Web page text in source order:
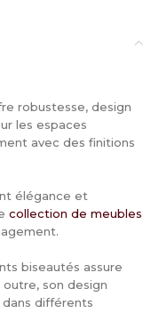
robustesse, design
les espaces
avec des finitions
élégance et
collection de meubles
biseautés assure
son design
différents